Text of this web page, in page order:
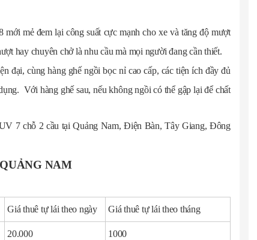
mẻ đem lại công suất cực mạnh cho xe và tăng độ mượt
hay chuyên chở là nhu cầu mà mọi người đang cần thiết.
đại, cùng hàng ghế ngồi bọc nỉ cao cấp, các tiện ích đầy đủ
Với hàng ghế sau, nếu không ngồi có thể gập lại để chất
7 chỗ 2 cầu tại Quảng Nam, Điện Bàn, Tây Giang, Đông
NAM
Giá thuê tự lái theo ngày Giá thuê tự lái theo tháng
20.000 1000